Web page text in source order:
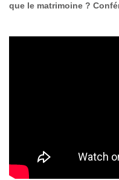
que le matrimoine ?